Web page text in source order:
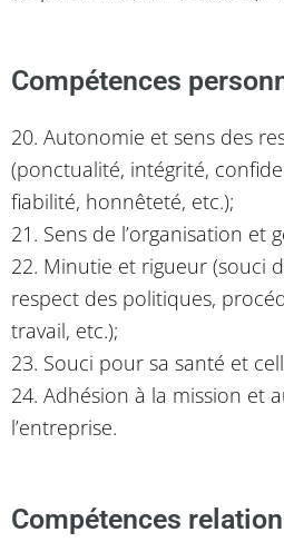
Compétences
20. Autonomie et sens des
(ponctualité, intégrité,
fiabilité, honnêteté, etc.);
21. Sens de l’organisation et
22. Minutie et rigueur (souci
respect des politiques,
travail, etc.);
23. Souci pour sa santé et
24. Adhésion à la mission et
l’entreprise.
Compétences